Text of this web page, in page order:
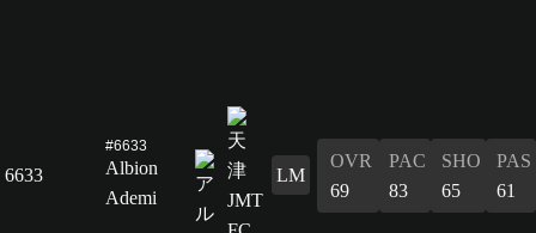
6633
#6633
Albion
Ademi
LM
OVR
69
PAC
83
SHO
65
PAS
61